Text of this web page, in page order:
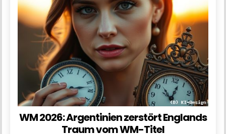
WM 2026: Argentinien zerstört Englands
Traum vom WM-Titel